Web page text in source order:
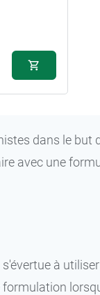
dans le but
avec une
s'évertue à